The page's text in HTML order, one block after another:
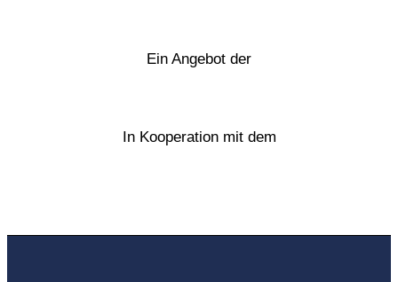
Ein Angebot der
In Kooperation mit dem